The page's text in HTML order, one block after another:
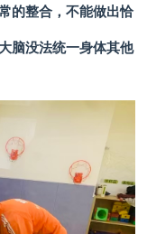
的整合，不能做出恰
脑没法统一身体其他